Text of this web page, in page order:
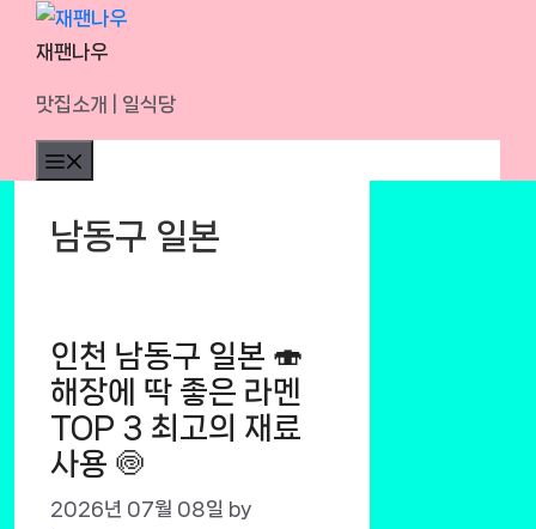
Skip
재팬나우
맛집소개 | 일식당
남동구 일본
인천 남동구 일본 🍣
해장에 딱 좋은 라멘
TOP 3 최고의 재료
사용 🍥
2026년 07월 08일 by